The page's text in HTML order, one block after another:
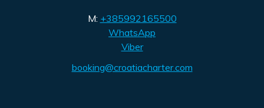
M: +385992165500
WhatsApp
Viber
booking@croatiacharter.com